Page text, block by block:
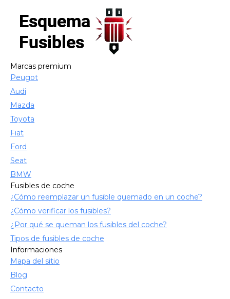
Marcas premium
Peugot
Audi
Mazda
Toyota
Fiat
Ford
Seat
BMW
Fusibles de coche
¿Cómo reemplazar un fusible quemado en un coche?
¿Cómo verificar los fusibles?
¿Por qué se queman los fusibles del coche?
Tipos de fusibles de coche
Informaciones
Mapa del sitio
Blog
Contacto